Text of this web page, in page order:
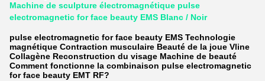
Machine de sculpture électromagnétique pulse
electromagnetic for face beauty EMS Blanc / Noir
pulse electromagnetic for face beauty EMS Technologie
magnétique Contraction musculaire Beauté de la joue Vline
Collagène Reconstruction du visage Machine de beauté
Comment fonctionne la combinaison pulse electromagnetic
for face beauty EMT RF?